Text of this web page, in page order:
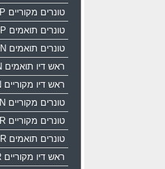
טונרים מקוריים HP
טונרים תואמים HP
טונרים תואמים CANON
ראש דיו תואמים CANON
ראש דיו מקוריים CANON
טונרים מקוריים CANON
טונרים מקוריים BROTHER
טונרים תואמים BROTHER
ראש דיו מקוריים BROTHER